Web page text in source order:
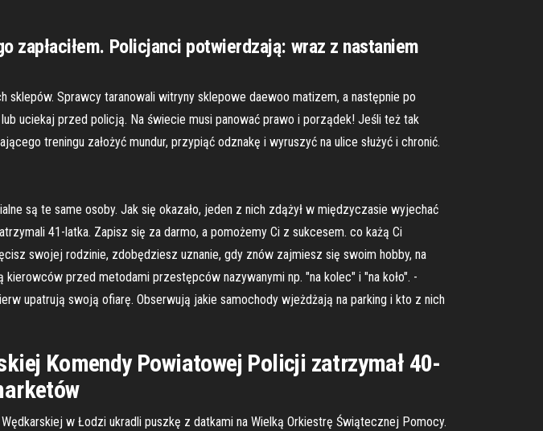
Policjanci potwierdzają: wraz z nastaniem
sklepów. Sprawcy taranowali witryny sklepowe daewoo matizem, a następnie po
uciekaj przed policją. Na świecie musi panować prawo i porządek! Jeśli też tak
treningu założyć mundur, przypiąć odznakę i wyruszyć na ulice służyć i chronić.
są te same osoby. Jak się okazało, jeden z nich zdążył w międzyczasie wyjechać
41-latka. Zapisz się za darmo, a pomożemy Ci z sukcesem. co każą Ci
swojej rodzinie, zdobędziesz uznanie, gdy znów zajmiesz się swoim hobby, na
przed metodami przestępców nazywanymi np. "na kolec" i "na koło". -
upatrują swoją ofiarę. Obserwują jakie samochody wjeżdżają na parking i kto z nich
Komendy Powiatowej Policji zatrzymał 40-
w Łodzi ukradli puszkę z datkami na Wielką Orkiestrę Świątecznej Pomocy.